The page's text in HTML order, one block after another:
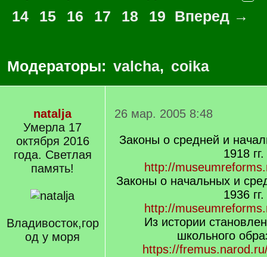
14
15 16 17 18 19 Вперед →
Модераторы: valcha, coika
natalja
Умерла 17
октября 2016
года. Светлая
память!
Владивосток,гор
од у моря
26 мар. 2005 8:48
Законы о средней и
1918 гг.
http://
Законы о начальных и
1936 гг.
http://
Из истории
школьного
https://